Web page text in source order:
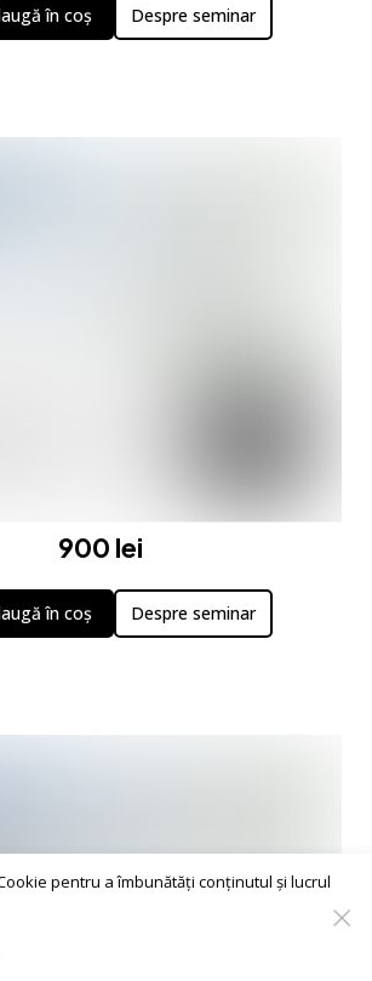
în coș Despre seminar
900 lei
în coș Despre seminar
pentru a îmbunătăți conținutul și lucrul